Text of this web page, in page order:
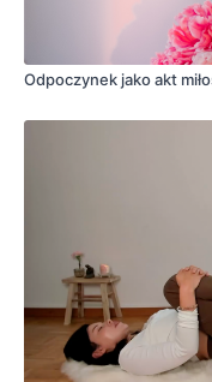
Odpoczynek jako akt